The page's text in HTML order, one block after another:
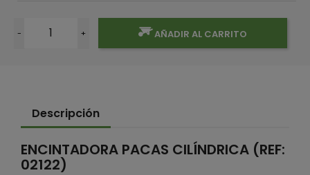
- + AÑADIR AL CARRITO
Descripción
ENCINTADORA PACAS CILÍNDRICA (REF:
02122)